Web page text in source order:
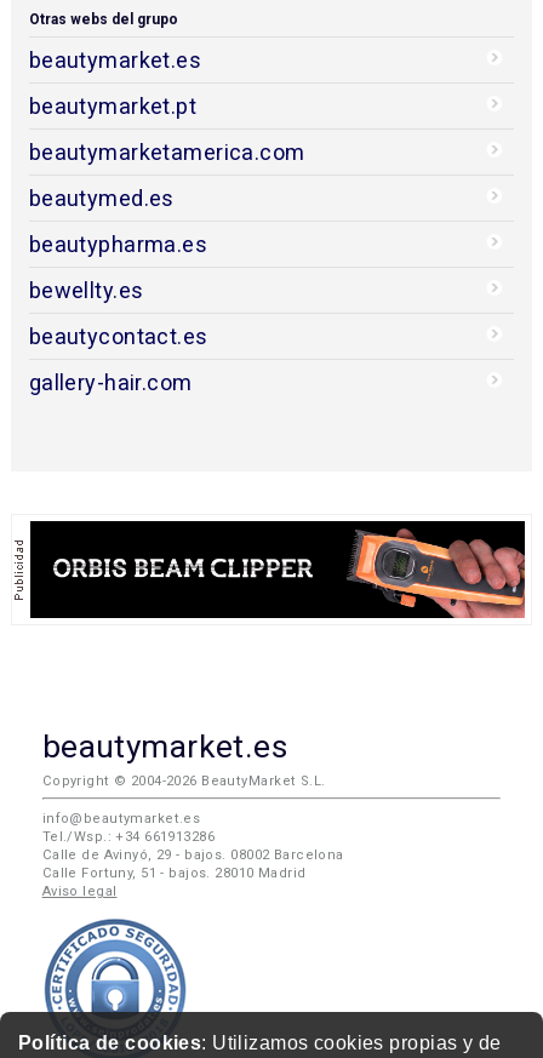
Política de cookies: Utilizamos cookies propias y de
Otras webs del grupo
beautymarket.es
beautymarket.pt
beautymarketamerica.com
beautymed.es
beautypharma.es
bewellty.es
beautycontact.es
gallery-hair.com
beautymarket.es
Copyright © 2004-2026 BeautyMarket S.L.
info@beautymarket.es
Tel./Wsp.: +34 661913286
Calle de Avinyó, 29 - bajos. 08002 Barcelona
Calle Fortuny, 51 - bajos. 28010 Madrid
Aviso legal